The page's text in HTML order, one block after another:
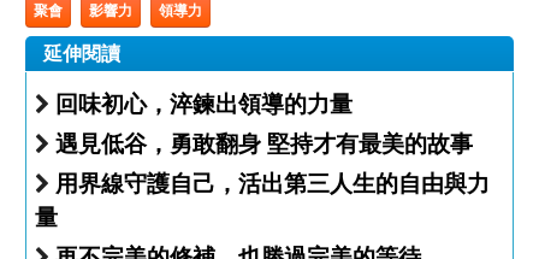
聚會 影響力 領導力
延伸閱讀
回味初心，淬鍊出領導的力量
遇見低谷，勇敢翻身 堅持才有最美的故事
用界線守護自己，活出第三人生的自由與力
量